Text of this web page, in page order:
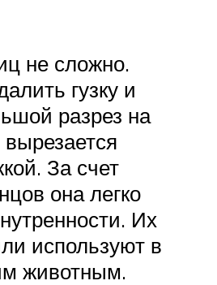
не сложно.
гузку и
разрез на
За счет
она легко
Их
используют в
животным.